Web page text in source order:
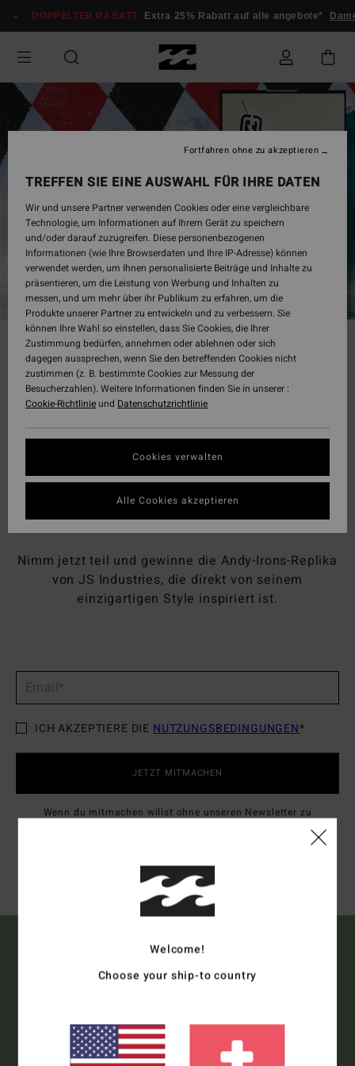
DOPPELTER RABATT Extra 25% Rabatt auf alle angebote*
Gewinne das legendäre Andy
Irons Surfboard.
Was wäre, wenn du in deiner nächsten Session mit
Nimm jetzt teil und gewinne die Andy-Irons-Replika
von JS Industries, die direkt von seinem
einzigartigen Style inspiriert ist.
ICH AKZEPTIERE DIE NUTZUNGSBEDINGUNGEN*
JETZT MITMACHEN
Wenn du mitmachen willst ohne unseren Newsletter zu
ERSTE BESTELLUNG
Welcome!
Choose your ship-to country
TREFFEN SIE EINE AUSWAHL FÜR IHRE DATEN
Wir und unsere Partner verwenden Cookies oder eine vergleichbare
Technologie, um Informationen auf Ihrem Gerät zu speichern
und/oder darauf zuzugreifen. Diese personenbezogenen
Informationen (wie Ihre Browserdaten und Ihre IP-Adresse) können
verwendet werden, um Ihnen personalisierte Beiträge und Inhalte zu
präsentieren, um die Leistung von Werbung und Inhalten zu
messen, und um mehr über ihr Publikum zu erfahren, um die
Produkte unserer Partner zu entwickeln und zu verbessern. Sie
können Ihre Wahl so einstellen, dass Sie Cookies, die Ihrer
Zustimmung bedürfen, annehmen oder ablehnen oder sich
dagegen aussprechen, wenn Sie den betreffenden Cookies nicht
zustimmen (z. B. bestimmte Cookies zur Messung der
Besucherzahlen). Weitere Informationen finden Sie in unserer :
Cookie-Richtlinieund Datenschutzrichtlinie
Cookies verwalten
Fortfahren ohne zu akzeptieren
Alle Cookies akzeptieren